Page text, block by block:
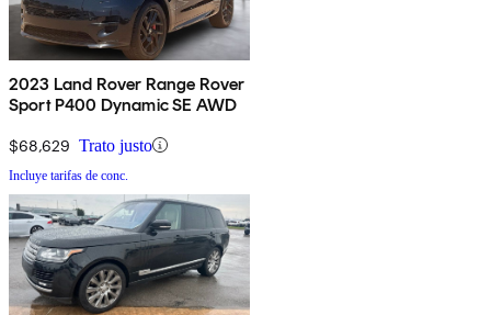
2023 Land Rover Range Rover
Sport P400 Dynamic SE AWD
$68,629 Trato justo
Incluye tarifas de conc.